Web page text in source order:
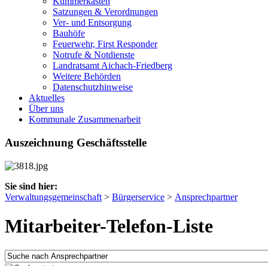
Satzungen & Verordnungen
Ver- und Entsorgung
Bauhöfe
Feuerwehr, First Responder
Notrufe & Notdienste
Landratsamt Aichach-Friedberg
Weitere Behörden
Datenschutzhinweise
Aktuelles
Über uns
Kommunale Zusammenarbeit
Auszeichnung Geschäftsstelle
Sie sind hier:
Verwaltungsgemeinschaft > Bürgerservice > Ansprechpartner
Mitarbeiter-Telefon-Liste